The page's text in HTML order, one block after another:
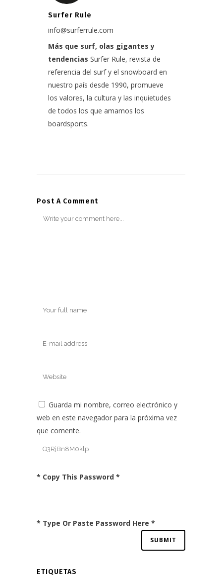
Surfer Rule
info@surferrule.com
Más que surf, olas gigantes y
tendencias Surfer Rule, revista de
referencia del surf y el snowboard en
nuestro país desde 1990, promueve
los valores, la cultura y las inquietudes
de todos los que amamos los
boardsports.
Post A Comment
Guarda mi nombre, correo electrónico y
web en este navegador para la próxima vez
que comente.
* Copy This Password *
* Type Or Paste Password Here *
ETIQUETAS